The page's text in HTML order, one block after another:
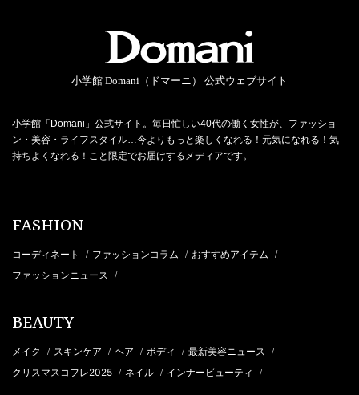
小学館 Domani（ドマーニ） 公式ウェブサイト
小学館「Domani」公式サイト。毎日忙しい40代の働く女性が、ファッショ
ン・美容・ライフスタイル…今よりもっと楽しくなれる！元気になれる！気
持ちよくなれる！こと限定でお届けするメディアです。
FASHION
コーディネート / ファッションコラム / おすすめアイテム /
ファッションニュース /
BEAUTY
メイク / スキンケア / ヘア / ボディ / 最新美容ニュース /
クリスマスコフレ2025 / ネイル / インナービューティ /